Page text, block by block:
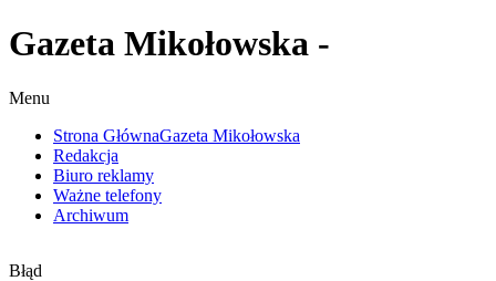
Gazeta Mikołowska -
Menu
Strona GłównaGazeta Mikołowska
Redakcja
Biuro reklamy
Ważne telefony
Archiwum
Błąd